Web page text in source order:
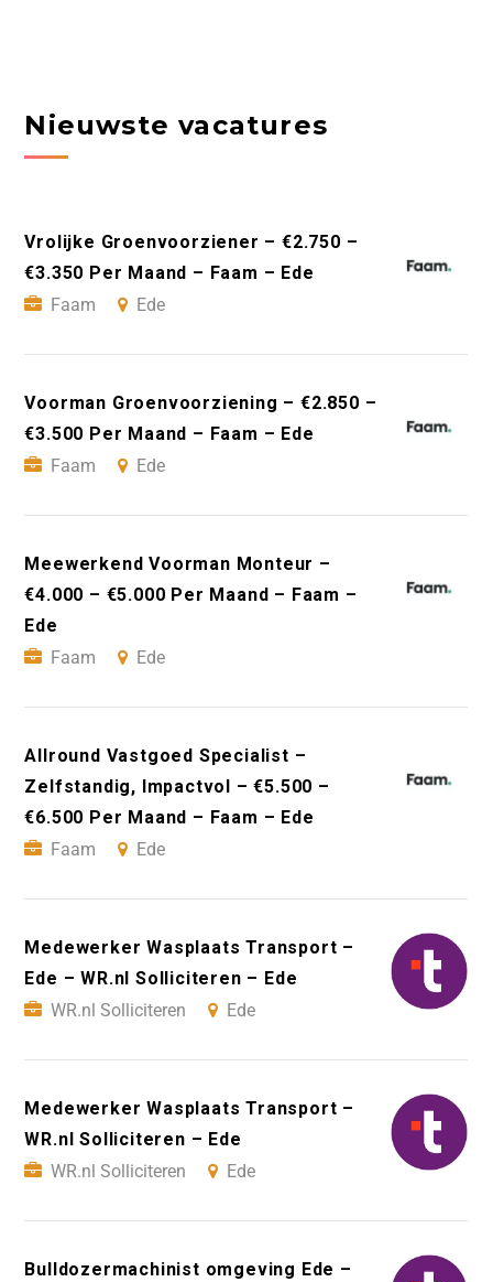
Nieuwste vacatures
Vrolijke Groenvoorziener – €2.750 –
€3.350 Per Maand – Faam – Ede
Faam
Ede
Voorman Groenvoorziening – €2.850 –
€3.500 Per Maand – Faam – Ede
Faam
Ede
Meewerkend Voorman Monteur –
€4.000 – €5.000 Per Maand – Faam –
Ede
Faam
Ede
Allround Vastgoed Specialist –
Zelfstandig, Impactvol – €5.500 –
€6.500 Per Maand – Faam – Ede
Faam
Ede
Medewerker Wasplaats Transport –
Ede – WR.nl Solliciteren – Ede
WR.nl Solliciteren
Ede
Medewerker Wasplaats Transport –
WR.nl Solliciteren – Ede
WR.nl Solliciteren
Ede
Bulldozermachinist omgeving Ede –